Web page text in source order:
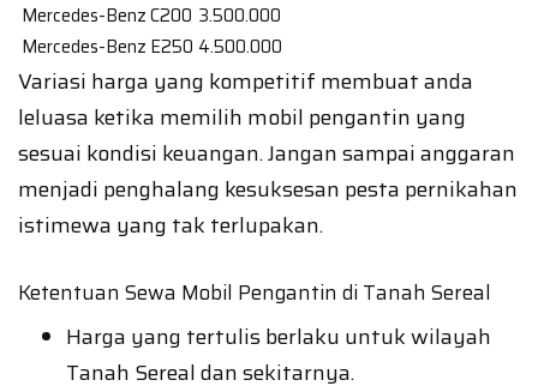
Mercedes-Benz C200 3.500.000
Mercedes-Benz E250 4.500.000
Variasi harga yang kompetitif membuat anda
leluasa ketika memilih mobil pengantin yang
sesuai kondisi keuangan. Jangan sampai anggaran
menjadi penghalang kesuksesan pesta pernikahan
istimewa yang tak terlupakan.
Ketentuan Sewa Mobil Pengantin di Tanah Sereal
Harga yang tertulis berlaku untuk wilayah
Tanah Sereal dan sekitarnya.